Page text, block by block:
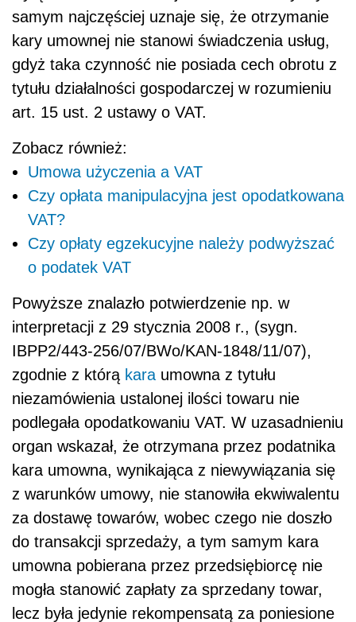
samym najczęściej uznaje się, że otrzymanie
kary umownej nie stanowi świadczenia usług,
gdyż taka czynność nie posiada cech obrotu z
tytułu działalności gospodarczej w rozumieniu
art. 15 ust. 2 ustawy o VAT.
Zobacz również:
Umowa użyczenia a VAT
Czy opłata manipulacyjna jest opodatkowana
VAT?
Czy opłaty egzekucyjne należy podwyższać
o podatek VAT
Powyższe znalazło potwierdzenie np. w
interpretacji z 29 stycznia 2008 r., (sygn.
IBPP2/443-256/07/BWo/KAN-1848/11/07),
zgodnie z którą kara umowna z tytułu
niezamówienia ustalonej ilości towaru nie
podlegała opodatkowaniu VAT. W uzasadnieniu
organ wskazał, że otrzymana przez podatnika
kara umowna, wynikająca z niewywiązania się
z warunków umowy, nie stanowiła ekwiwalentu
za dostawę towarów, wobec czego nie doszło
do transakcji sprzedaży, a tym samym kara
umowna pobierana przez przedsiębiorcę nie
mogła stanowić zapłaty za sprzedany towar,
lecz była jedynie rekompensatą za poniesione